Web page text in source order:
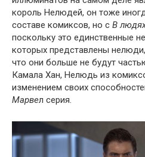
король Нелюдей, он тоже
составе комиксов, но с В
поскольку это единственные
которых представлены
что они больше не будут
Камала Хан, Нелюдь из
изменением своих
Марвел серия.